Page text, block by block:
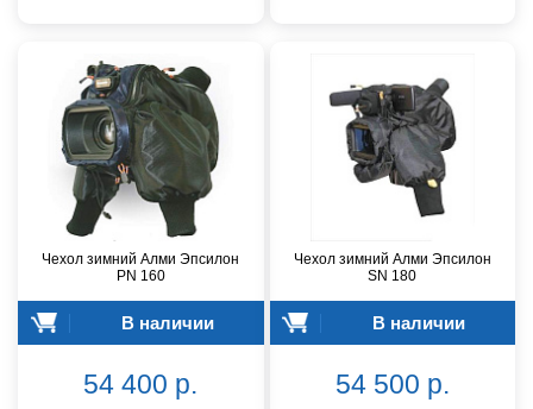
Чехол зимний Алми Эпсилон
PN 160
В наличии
54 400 р.
Чехол зимний Алми Эпсилон
SN 180
В наличии
54 500 р.